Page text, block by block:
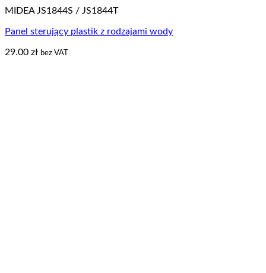
MIDEA JS1844S / JS1844T
Panel sterujący plastik z rodzajami wody
29.00 zł bez VAT